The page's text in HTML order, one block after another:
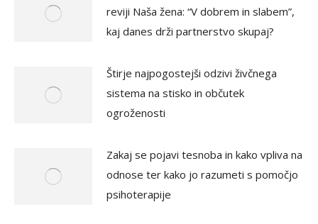
reviji Naša žena: “V dobrem in slabem”,
kaj danes drži partnerstvo skupaj?
Štirje najpogostejši odzivi živčnega
sistema na stisko in občutek
ogroženosti
Zakaj se pojavi tesnoba in kako vpliva na
odnose ter kako jo razumeti s pomočjo
psihoterapije